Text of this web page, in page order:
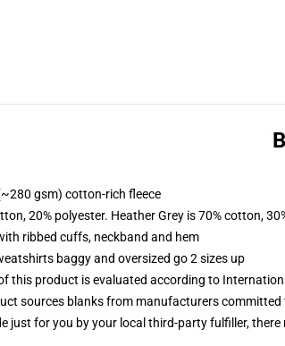
gsm) cotton-rich fleece
20% polyester. Heather Grey is 70% cotton,
ribbed cuffs, neckband and hem
baggy and oversized go 2 sizes up
this product is evaluated according to
sources blanks from manufacturers
just for you by your local third-party fulfiller,